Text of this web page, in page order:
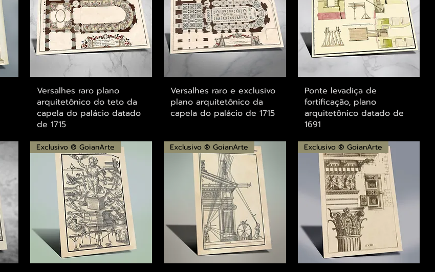
Visualização rápida
Versalhes raro plano
arquitetônico do teto da
capela do palácio datado
de 1715
Visualização rápida
Versalhes raro e exclusivo
plano arquitetônico da
capela do palácio de 1715
Visualização rápida
Ponte levadiça de
fortificação, plano
arquitetônico datado de
1691
Exclusivo ® GoianArte Exclusivo ® GoianArte Exclusivo ® GoianArte